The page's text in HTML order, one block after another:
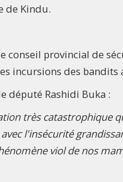
de Kindu.
provincial de
incursions des bandits
député Rashidi Buka :
très catastrophique
l'insécurité
viol de nos